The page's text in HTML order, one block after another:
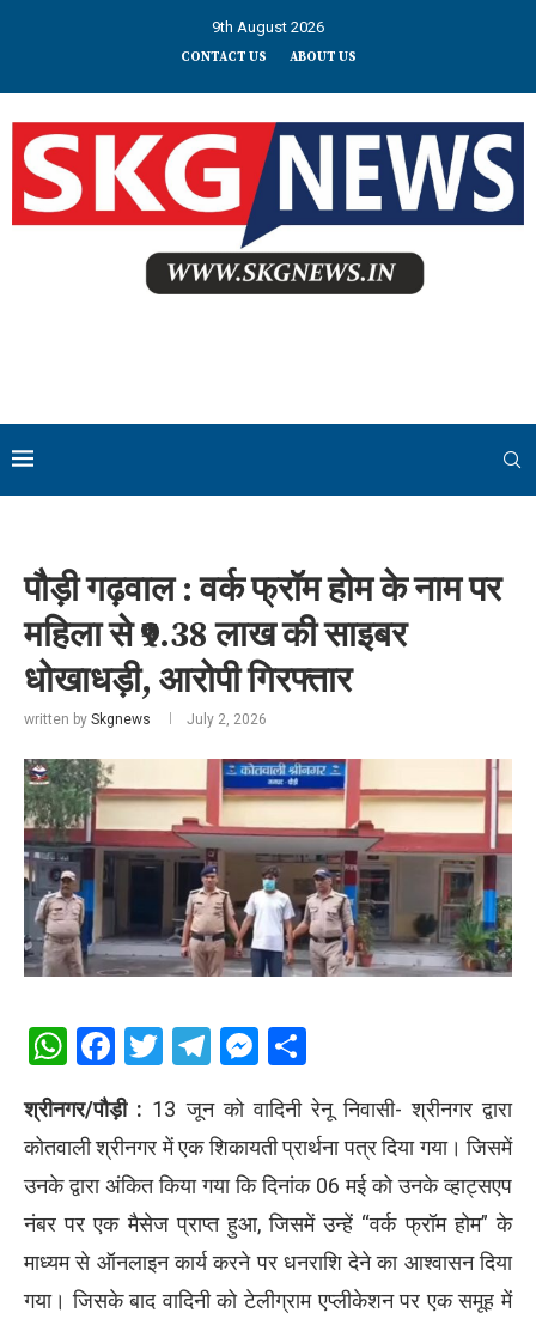
9th August 2026
CONTACT US ABOUT US
पौड़ी गढ़वाल : वर्क फ्रॉम होम के नाम पर
महिला से ₹9.38 लाख की साइबर
धोखाधड़ी, आरोपी गिरफ्तार
written by Skgnews July 2, 2026
WhatsApp
Facebook
Twitter
Telegram
Messenger
श्रीनगर/पौड़ी : 13 जून को वादिनी रेनू निवासी- श्रीनगर द्वारा
कोतवाली श्रीनगर में एक शिकायती प्रार्थना पत्र दिया गया। जिसमें
उनके द्वारा अंकित किया गया कि दिनांक 06 मई को उनके व्हाट्सएप
नंबर पर एक मैसेज प्राप्त हुआ, जिसमें उन्हें “वर्क फ्रॉम होम” के
माध्यम से ऑनलाइन कार्य करने पर धनराशि देने का आश्वासन दिया
गया। जिसके बाद वादिनी को टेलीग्राम एप्लीकेशन पर एक समूह में